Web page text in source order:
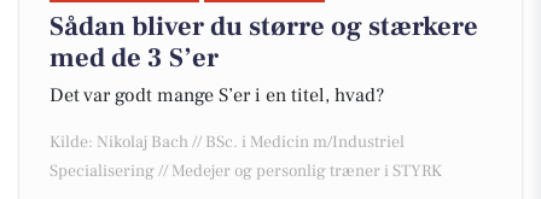
Sådan bliver du større og stærkere
med de 3 S’er
Det var godt mange S’er i en titel, hvad?
Kilde: Nikolaj Bach // BSc. i Medicin m/Industriel
Specialisering // Medejer og personlig træner i STYRK